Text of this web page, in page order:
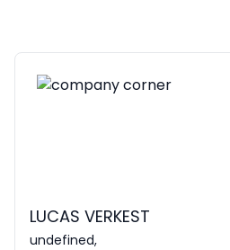
LUCAS VERKEST
undefined,